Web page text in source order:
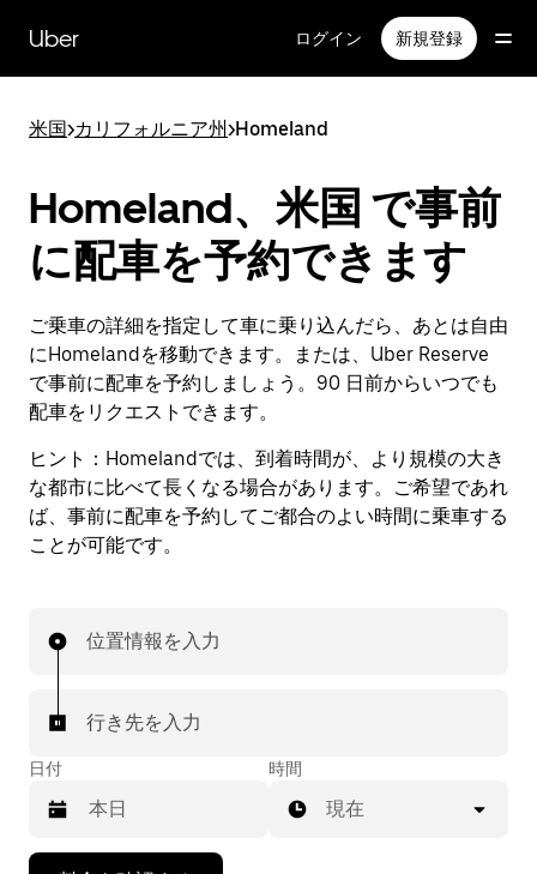
Uber ログイン 新規登録
米国>カリフォルニア州>Homeland
Homeland、米国 で事前
に配車を予約できます
ご乗車の詳細を指定して車に乗り込んだら、あとは自由
にHomelandを移動できます。または、Uber Reserve
で事前に配車を予約しましょう。90 日前からいつでも
配車をリクエストできます。
ヒント： Homelandでは、到着時間が、より規模の大き
な都市に比べて長くなる場合があります。ご希望であれ
ば、事前に配車を予約してご都合のよい時間に乗車する
ことが可能です。
位置情報を入力
行き先を入力
日付 時間
現在